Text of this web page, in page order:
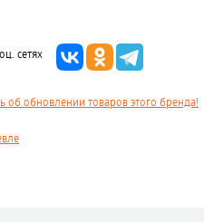
сетях
об обновлении товаров этого бренда!